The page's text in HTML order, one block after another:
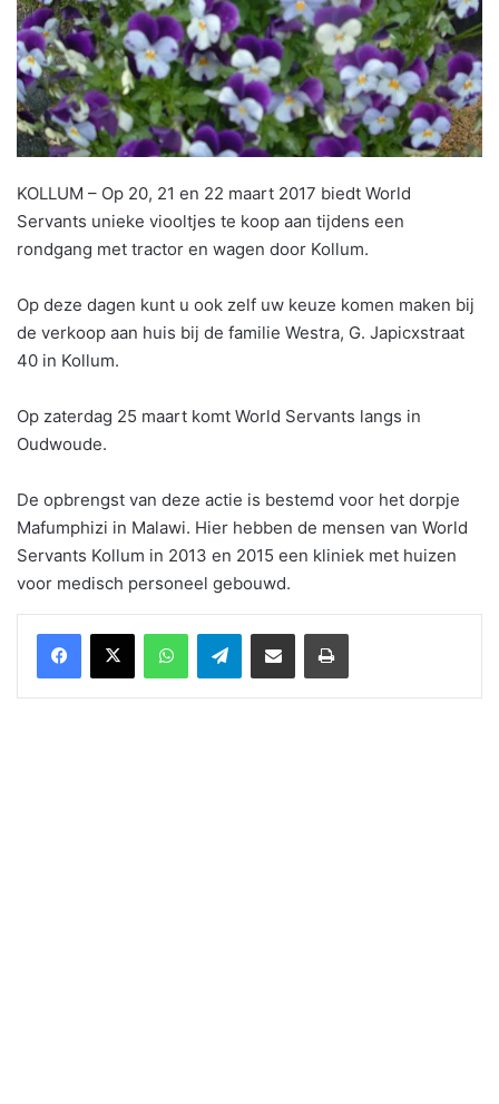
KOLLUM – Op 20, 21 en 22 maart 2017 biedt World
Servants unieke viooltjes te koop aan tijdens een
rondgang met tractor en wagen door Kollum.
Op deze dagen kunt u ook zelf uw keuze komen maken bij
de verkoop aan huis bij de familie Westra, G. Japicxstraat
40 in Kollum.
Op zaterdag 25 maart komt World Servants langs in
Oudwoude.
De opbrengst van deze actie is bestemd voor het dorpje
Mafumphizi in Malawi. Hier hebben de mensen van World
Servants Kollum in 2013 en 2015 een kliniek met huizen
voor medisch personeel gebouwd.
WhatsAppTelegramDelen via Email Print